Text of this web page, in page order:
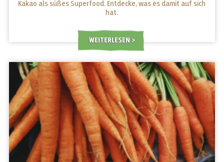
Kakao als süßes Superfood. Entdecke, was es damit auf sich
hat.
WEITERLESEN